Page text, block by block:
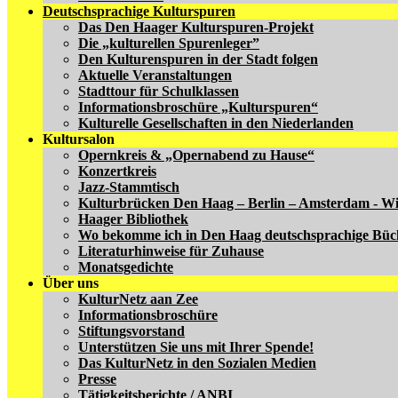
Deutschsprachige Kulturspuren
Das Den Haager Kulturspuren-Projekt
Die „kulturellen Spurenleger”
Den Kulturenspuren in der Stadt folgen
Aktuelle Veranstaltungen
Stadttour für Schulklassen
Informationsbroschüre „Kulturspuren“
Kulturelle Gesellschaften in den Niederlanden
Kultursalon
Opernkreis & „Opernabend zu Hause“
Konzertkreis
Jazz-Stammtisch
Kulturbrücken Den Haag – Berlin – Amsterdam -
Haager Bibliothek
Wo bekomme ich in Den Haag deutschsprachige
Literaturhinweise für Zuhause
Monatsgedichte
Über uns
KulturNetz aan Zee
Informationsbroschüre
Stiftungsvorstand
Unterstützen Sie uns mit Ihrer Spende!
Das KulturNetz in den Sozialen Medien
Presse
Tätigkeitsberichte / ANBI